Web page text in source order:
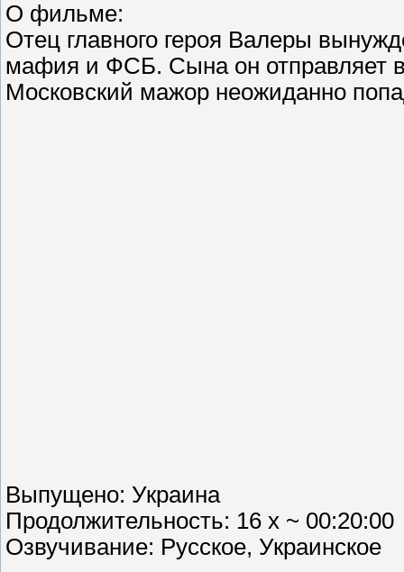
О фильме:
Отец главного героя Валеры
мафия и ФСБ. Сына он отправляет
Московский мажор неожиданно
Выпущено: Украина
Продолжительность: 16 x ~ 00:20:00
Озвучивание: Русское, Украинское